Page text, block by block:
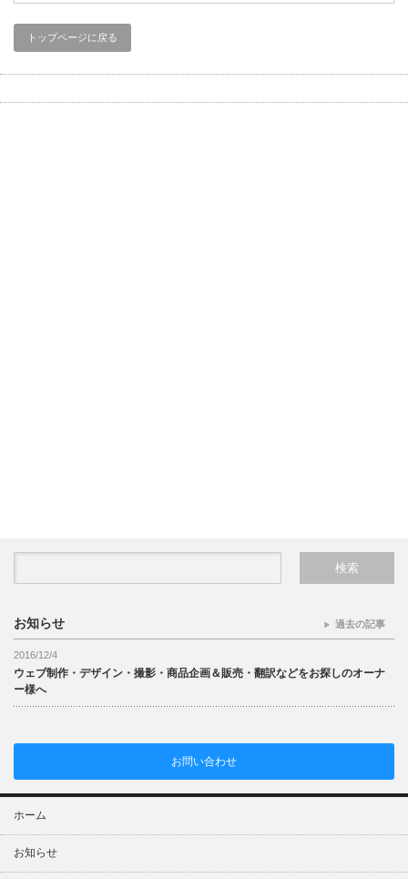
トップページに戻る
お知らせ
2016/12/4
ウェブ制作・デザイン・撮影・商品企画＆販売・翻訳などをお探しのオーナ
ー様へ
過去の記事
お問い合わせ
ホーム
お知らせ